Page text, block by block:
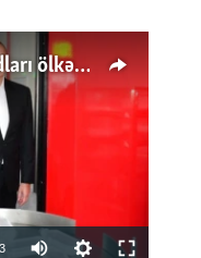
Ard-arda açılan dərman zavodları ölkənin tələbatını ödəyirmi?
available